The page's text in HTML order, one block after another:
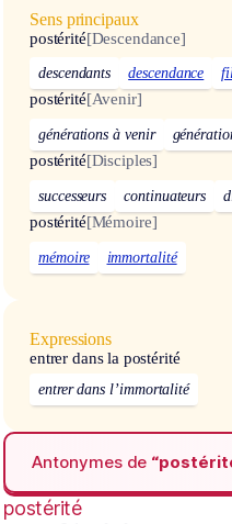
Sens principaux
postérité[Descendance]
descendants descendance
postérité[Avenir]
générations à venir
postérité[Disciples]
successeurs continuateurs
postérité[Mémoire]
mémoire immortalité
Expressions
entrer dans la postérité
entrer dans l’immortalité
Antonymes de
postérité